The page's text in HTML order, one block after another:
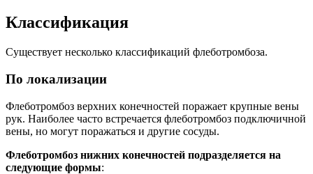
Классификация
Существует несколько классификаций флеботромбоза.
По локализации
Флеботромбоз верхних конечностей поражает крупные вены
рук. Наиболее часто встречается флеботромбоз подключичной
вены, но могут поражаться и другие сосуды.
Флеботромбоз нижних конечностей подразделяется на
следующие формы: